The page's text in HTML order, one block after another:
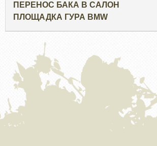
ПЕРЕНОС БАКА В САЛОН
ПЛОЩАДКА ГУРА BMW